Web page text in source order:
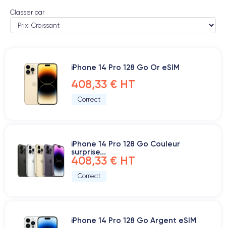
Classer par
iPhone 14 Pro 128 Go Or eSIM
408,33 € HT
Correct
iPhone 14 Pro 128 Go Couleur
surprise...
408,33 € HT
Correct
iPhone 14 Pro 128 Go Argent eSIM